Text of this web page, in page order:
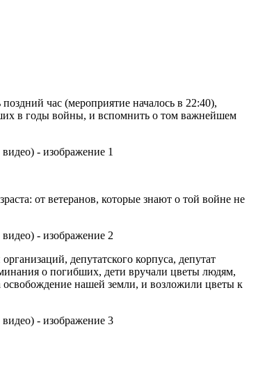
час (мероприятие началось в 22:40),
в годы войны, и вспомнить о том важнейшем
от ветеранов, которые знают о той войне не
депутатского корпуса, депутат
о погибших, дети вручали цветы людям,
нашей земли, и возложили цветы к